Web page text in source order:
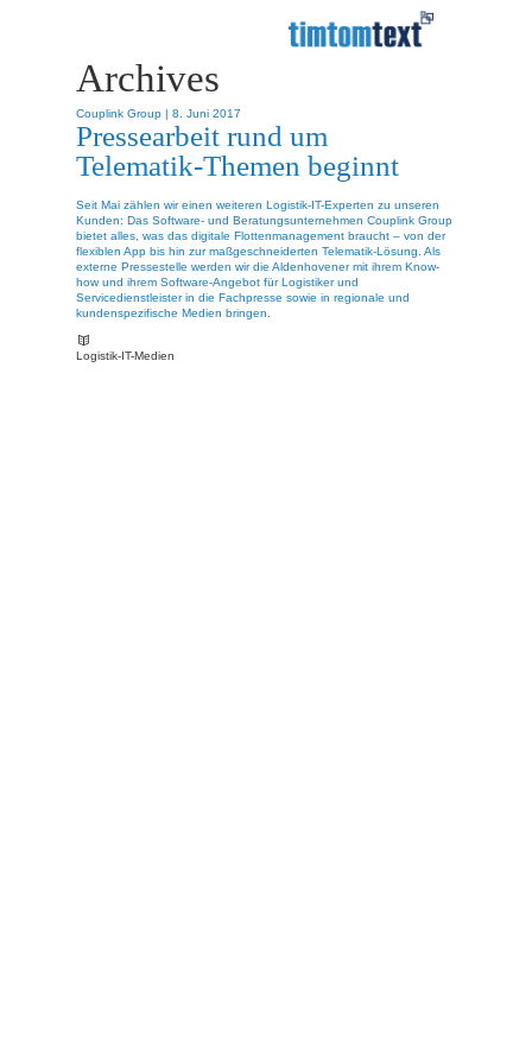
Archives
Couplink Group | 8. Juni 2017
Pressearbeit rund um
Telematik-Themen beginnt
Seit Mai zählen wir einen weiteren Logistik-IT-Experten zu unseren
Kunden: Das Software- und Beratungsunternehmen Couplink Group
bietet alles, was das digitale Flottenmanagement braucht – von der
flexiblen App bis hin zur maßgeschneiderten Telematik-Lösung. Als
externe Pressestelle werden wir die Aldenhovener mit ihrem Know-
how und ihrem Software-Angebot für Logistiker und
Servicedienstleister in die Fachpresse sowie in regionale und
kundenspezifische Medien bringen.
Logistik-IT-Medien